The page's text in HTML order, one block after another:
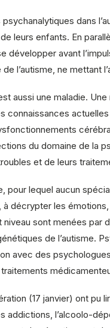
dans
leurs enfants. En
développer avant
l’autisme, ne mettant
aussi une maladie.
connaissances
du domaine de la
et de leurs
pour lequel aucun
décrypter les
sont menées
de l’autisme.
avec des
(17 janvier) ont
addictions, l’alcoolo-